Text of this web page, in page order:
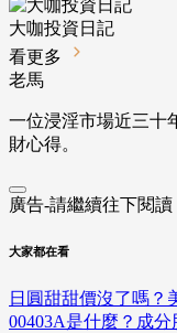
大咖投資日記
看更多
老馬
一位浸淫市場近三十
財心得。
廣告-請繼續往下閱讀
大家都在看
日圓甜甜價沒了嗎？
00403A是什麼？成